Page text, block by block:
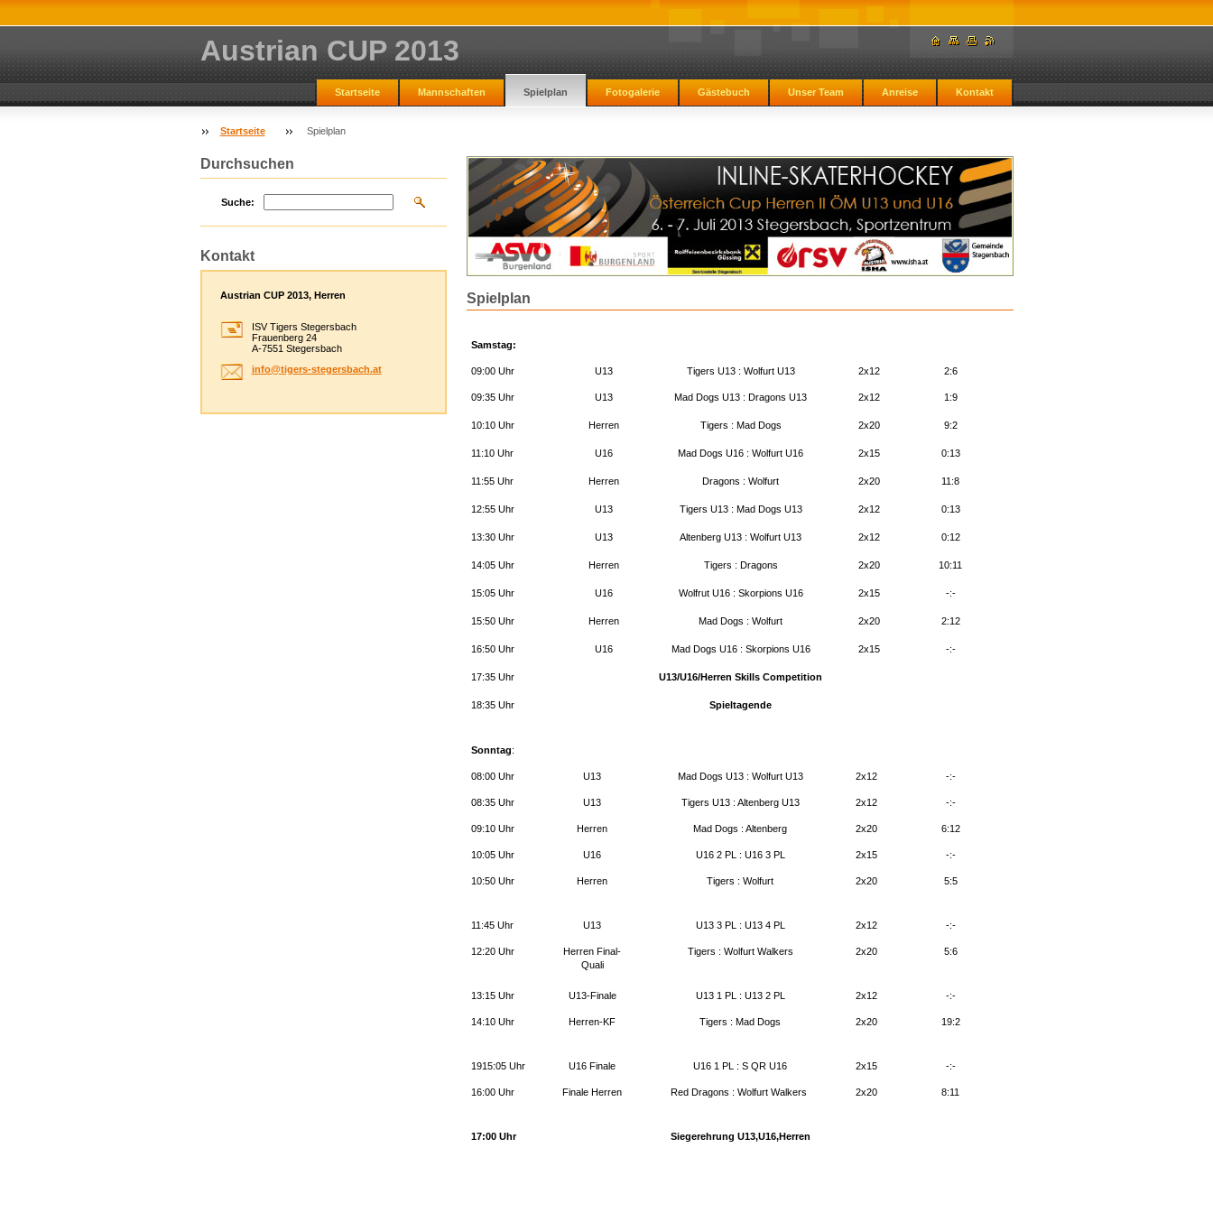
Austrian CUP 2013
Startseite Mannschaften Spielplan Fotogalerie Gästebuch Unser Team Anreise Kontakt
Startseite Spielplan
Spielplan
Samstag:
09:00 Uhr U13 Tigers U13 : Wolfurt U13 2x12 2:6
09:35 Uhr U13 Mad Dogs U13 : Dragons U13 2x12 1:9
10:10 Uhr Herren Tigers : Mad Dogs 2x20 9:2
11:10 Uhr U16 Mad Dogs U16 : Wolfurt U16 2x15 0:13
11:55 Uhr Herren Dragons : Wolfurt 2x20 11:8
12:55 Uhr U13 Tigers U13 : Mad Dogs U13 2x12 0:13
13:30 Uhr U13 Altenberg U13 : Wolfurt U13 2x12 0:12
14:05 Uhr Herren Tigers : Dragons 2x20 10:11
15:05 Uhr U16 Wolfrut U16 : Skorpions U16 2x15 -:-
15:50 Uhr Herren Mad Dogs : Wolfurt 2x20 2:12
16:50 Uhr U16 Mad Dogs U16 : Skorpions U16 2x15 -:-
17:35 Uhr U13/U16/Herren Skills Competition
18:35 Uhr Spieltagende
Sonntag:
08:00 Uhr U13 Mad Dogs U13 : Wolfurt U13 2x12 -:-
08:35 Uhr U13 Tigers U13 : Altenberg U13 2x12 -:-
09:10 Uhr Herren Mad Dogs : Altenberg 2x20 6:12
10:05 Uhr U16 U16 2 PL : U16 3 PL 2x15 -:-
10:50 Uhr Herren Tigers : Wolfurt 2x20 5:5
11:45 Uhr U13 U13 3 PL : U13 4 PL 2x12 -:-
12:20 Uhr
Herren Final-
Quali
Tigers : Wolfurt Walkers 2x20 5:6
13:15 Uhr U13-Finale U13 1 PL : U13 2 PL 2x12 -:-
14:10 Uhr Herren-KF Tigers : Mad Dogs 2x20 19:2
1915:05 Uhr U16 Finale U16 1 PL : S QR U16 2x15 -:-
16:00 Uhr Finale Herren Red Dragons : Wolfurt Walkers 2x20 8:11
17:00 Uhr Siegerehrung U13,U16,Herren
Durchsuchen
Suche:
Kontakt
Austrian CUP 2013, Herren
ISV Tigers Stegersbach
Frauenberg 24
A-7551 Stegersbach
info@tigers-stegersbach.at